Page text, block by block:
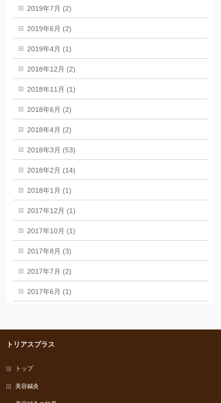
2019年7月 (2)
2019年6月 (2)
2019年4月 (1)
2018年12月 (2)
2018年11月 (1)
2018年6月 (2)
2018年4月 (2)
2018年3月 (53)
2018年2月 (14)
2018年1月 (1)
2017年12月 (1)
2017年10月 (1)
2017年8月 (3)
2017年7月 (2)
2017年6月 (1)
トリアスプラス
トップ
美容鍼灸